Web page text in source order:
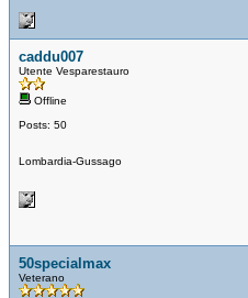
caddu007
Utente Vesparestauro
Offline
Posts: 50
Lombardia-Gussago
50specialmax
Veterano